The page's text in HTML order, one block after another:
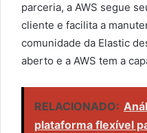
parceria, a AWS segue
cliente e facilita a
comunidade da Elastic
aberto e a AWS tem a
RELACIONADO:
plataforma flexível